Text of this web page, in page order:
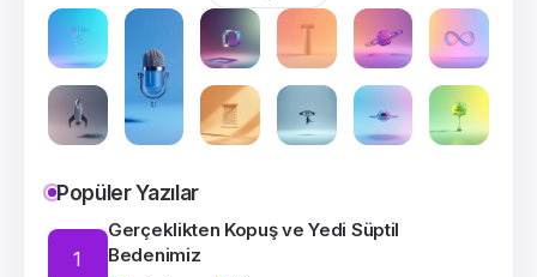
Popüler Yazılar
Gerçeklikten Kopuş ve Yedi Süptil
Bedenimiz